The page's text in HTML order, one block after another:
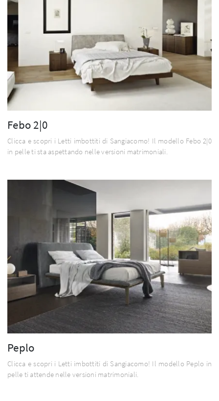
Febo 2|0
Clicca e scopri i Letti imbottiti di Sangiacomo! Il modello Febo 2|0
in pelle ti sta aspettando nelle versioni matrimoniali.
Peplo
Clicca e scopri i Letti imbottiti di Sangiacomo! Il modello Peplo in
pelle ti attende nelle versioni matrimoniali.